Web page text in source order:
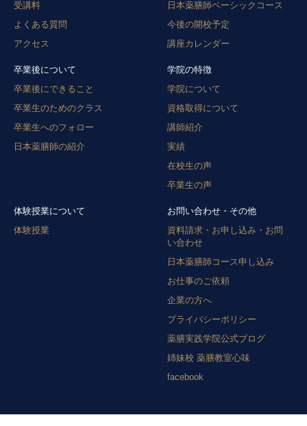
受講料
よくある質問
アクセス
日本薬膳師ベーシックコース
今後の開校予定
講座カレンダー
卒業後について
卒業後にできること
卒業生のためのクラス
卒業生へのフォロー
日本薬膳師の紹介
学院の特徴
学院について
資格取得について
講師紹介
実績
在校生の声
卒業生の声
体験授業について
体験授業
お問い合わせ・その他
資料請求・お申し込み・お問
い合わせ
日本薬膳師コース申し込み
お仕事のご依頼
企業の方へ
プライバシーポリシー
薬膳実践学院公式ブログ
姉妹校 薬膳教室心味
facebook